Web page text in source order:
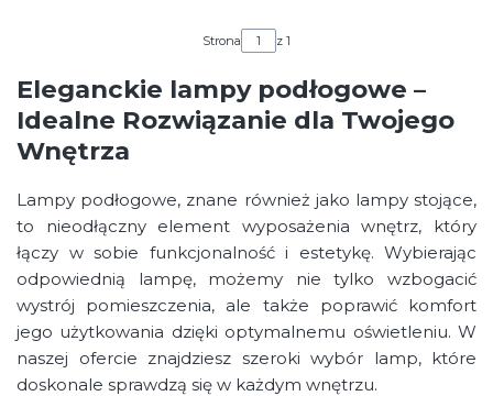
Strona z 1
Eleganckie lampy podłogowe –
Idealne Rozwiązanie dla Twojego
Wnętrza
Lampy podłogowe, znane również jako lampy stojące,
to nieodłączny element wyposażenia wnętrz, który
łączy w sobie funkcjonalność i estetykę. Wybierając
odpowiednią lampę, możemy nie tylko wzbogacić
wystrój pomieszczenia, ale także poprawić komfort
jego użytkowania dzięki optymalnemu oświetleniu. W
naszej ofercie znajdziesz szeroki wybór lamp, które
doskonale sprawdzą się w każdym wnętrzu.